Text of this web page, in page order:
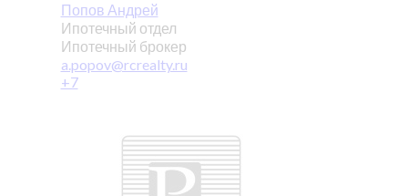
Попов Андрей
Ипотечный отдел
Ипотечный брокер
a.popov@rcrealty.ru
+7